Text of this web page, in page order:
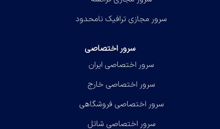
سرور مجازی ترافیک نامحدود
سرور اختصاصی
سرور اختصاصی ایران
سرور اختصاصی خارج
سرور اختصاصی فروشگاهی
سرور اختصاصی شاتل